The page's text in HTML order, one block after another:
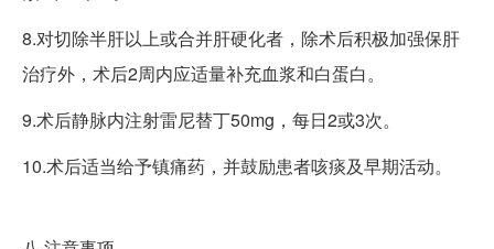
8.对切除半肝以上或合并肝硬化者，除术后积极加强保肝
治疗外，术后2周内应适量补充血浆和白蛋白。
9.术后静脉内注射雷尼替丁50mg，每日2或3次。
10.术后适当给予镇痛药，并鼓励患者咳痰及早期活动。